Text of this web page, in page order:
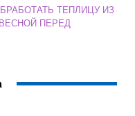
ТЕПЛИЦУ ИЗ
ПЕРЕД